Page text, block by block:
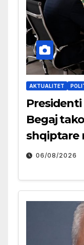
AKTUALITET
Presidenti
Begaj
shqiptare
06/08/2026